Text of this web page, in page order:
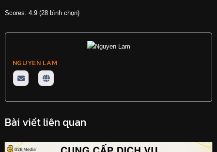
Scores: 4.9 (28 bình chọn)
NGUYEN LAM
Bài viết liên quan